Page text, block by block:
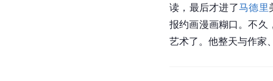
读，最后才进了马德里
报约画漫画糊口。不久
艺术了。他整天与作家